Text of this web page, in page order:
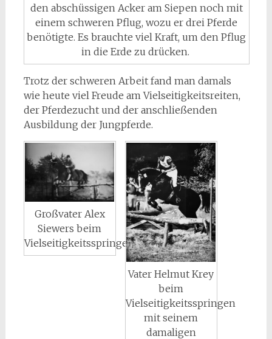
den abschüssigen Acker am Siepen noch mit
einem schweren Pflug, wozu er drei Pferde
benötigte. Es brauchte viel Kraft, um den Pflug
in die Erde zu drücken.
Trotz der schweren Arbeit fand man damals
wie heute viel Freude am Vielseitigkeitsreiten,
der Pferdezucht und der anschließenden
Ausbildung der Jungpferde.
Großvater Alex
Siewers beim
Vielseitigkeitsspringen
Vater Helmut Krey
beim
Vielseitigkeitsspringen
mit seinem
damaligen